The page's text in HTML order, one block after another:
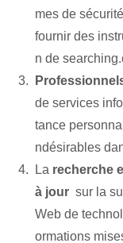
mes de
fournir des
n de
de services
tance
ndésirables
La recherche
à jour
sur la
Web de
ormations